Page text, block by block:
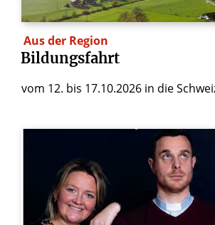
Aus der Region
Bildungsfahrt
vom 12. bis 17.10.2026 in die